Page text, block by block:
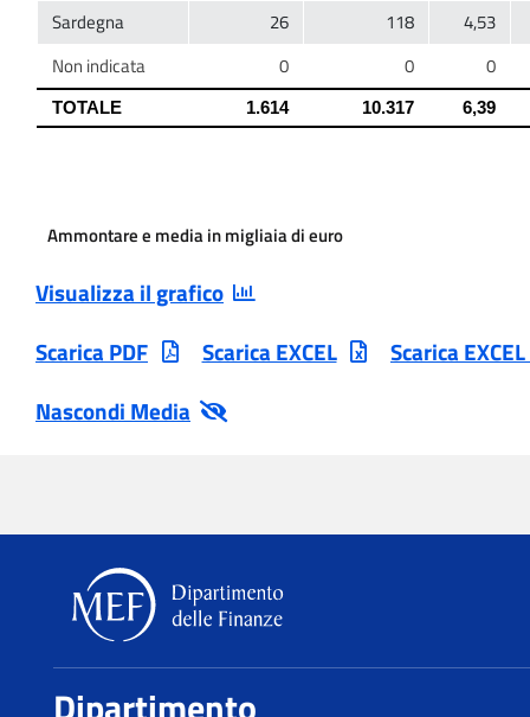
Ammontare e media in migliaia di euro